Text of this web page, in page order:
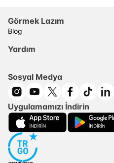
Görmek Lazım
Blog
Yardım
Sosyal Medya
Uygulamamızı İndirin